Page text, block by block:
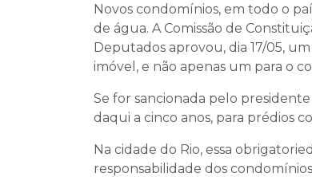
Novos condomínios, em todo o
de água. A Comissão de
Deputados aprovou, dia 17/05,
imóvel, e não apenas um para o
Se for sancionada pelo
daqui a cinco anos, para prédios
Na cidade do Rio, essa
responsabilidade dos